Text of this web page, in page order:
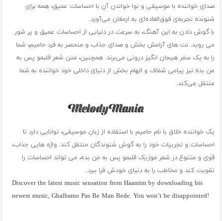
صدای خواننده با موسیقی و نوا خواندن آن با احساسات عمیق، همه برای
شنونده تجربه‌ی فوق‌العاده‌ای به ارمغان می‌آورد.
با گوش دادن به این آهنگ، به سرعت در دنیایی از احساسات عمیق و پر شور
می روید. نت های آرامش بخش و صدای جذاب و منحصر به فرد حامیم، شما
را به یک سفر هیجان انگیز درونی می‌برند. همچنین، متن شعر قلبمو پس به
من بده نیز پیامی شفاف و الهام بخش از دنیای داخلی خود خواننده به شما
منتقل می‌کند.
یک خواننده خلاق با نام حامیم با استفاده از زبان موسیقی، توانایی دارد تا
احساسات و تجربیات خود را به گوش شنوندگان منتقل کند. واژه هایی جذاب،
قوی و متنوع در شعر موزیک قلبمو پس به من بده، می تواند احساسات را
تقویت کند و مخاطب را به دنیای خودش فرا ببرد.
Discover the latest music sensation from Haamim by downloading his
newest music, Ghalbamo Pas Be Man Bede. You won’t be disappointed!